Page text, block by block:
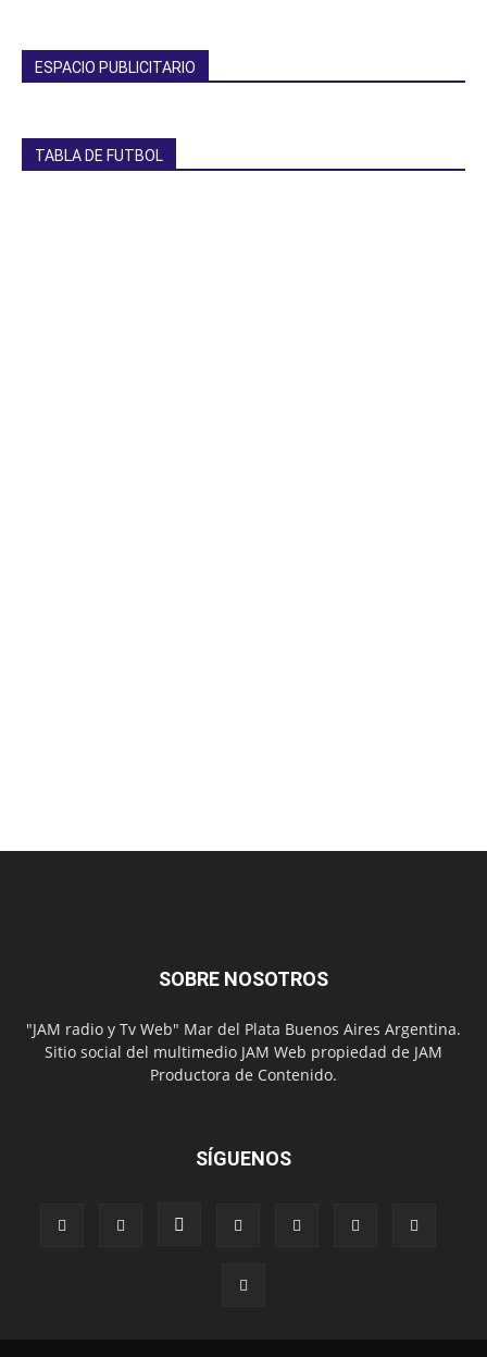
ESPACIO PUBLICITARIO
TABLA DE FUTBOL
SOBRE NOSOTROS
"JAM radio y Tv Web" Mar del Plata Buenos Aires Argentina.
Sitio social del multimedio JAM Web propiedad de JAM
Productora de Contenido.
SÍGUENOS